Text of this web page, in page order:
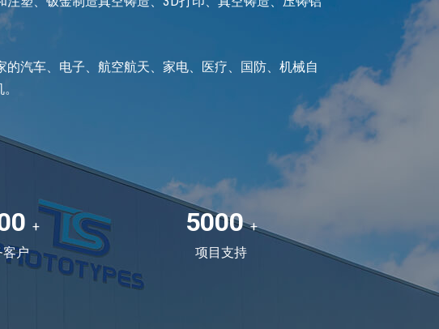
汽车、电子、航空航天、家电、医疗、国防、机械自
+
客户
5000 +
项目支持